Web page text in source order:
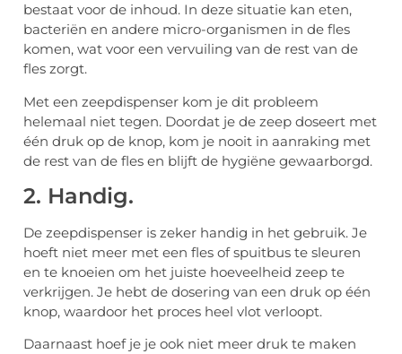
bestaat voor de inhoud. In deze situatie kan eten,
bacteriën en andere micro-organismen in de fles
komen, wat voor een vervuiling van de rest van de
fles zorgt.
Met een zeepdispenser kom je dit probleem
helemaal niet tegen. Doordat je de zeep doseert met
één druk op de knop, kom je nooit in aanraking met
de rest van de fles en blijft de hygiëne gewaarborgd.
2. Handig.
De zeepdispenser is zeker handig in het gebruik. Je
hoeft niet meer met een fles of spuitbus te sleuren
en te knoeien om het juiste hoeveelheid zeep te
verkrijgen. Je hebt de dosering van een druk op één
knop, waardoor het proces heel vlot verloopt.
Daarnaast hoef je je ook niet meer druk te maken